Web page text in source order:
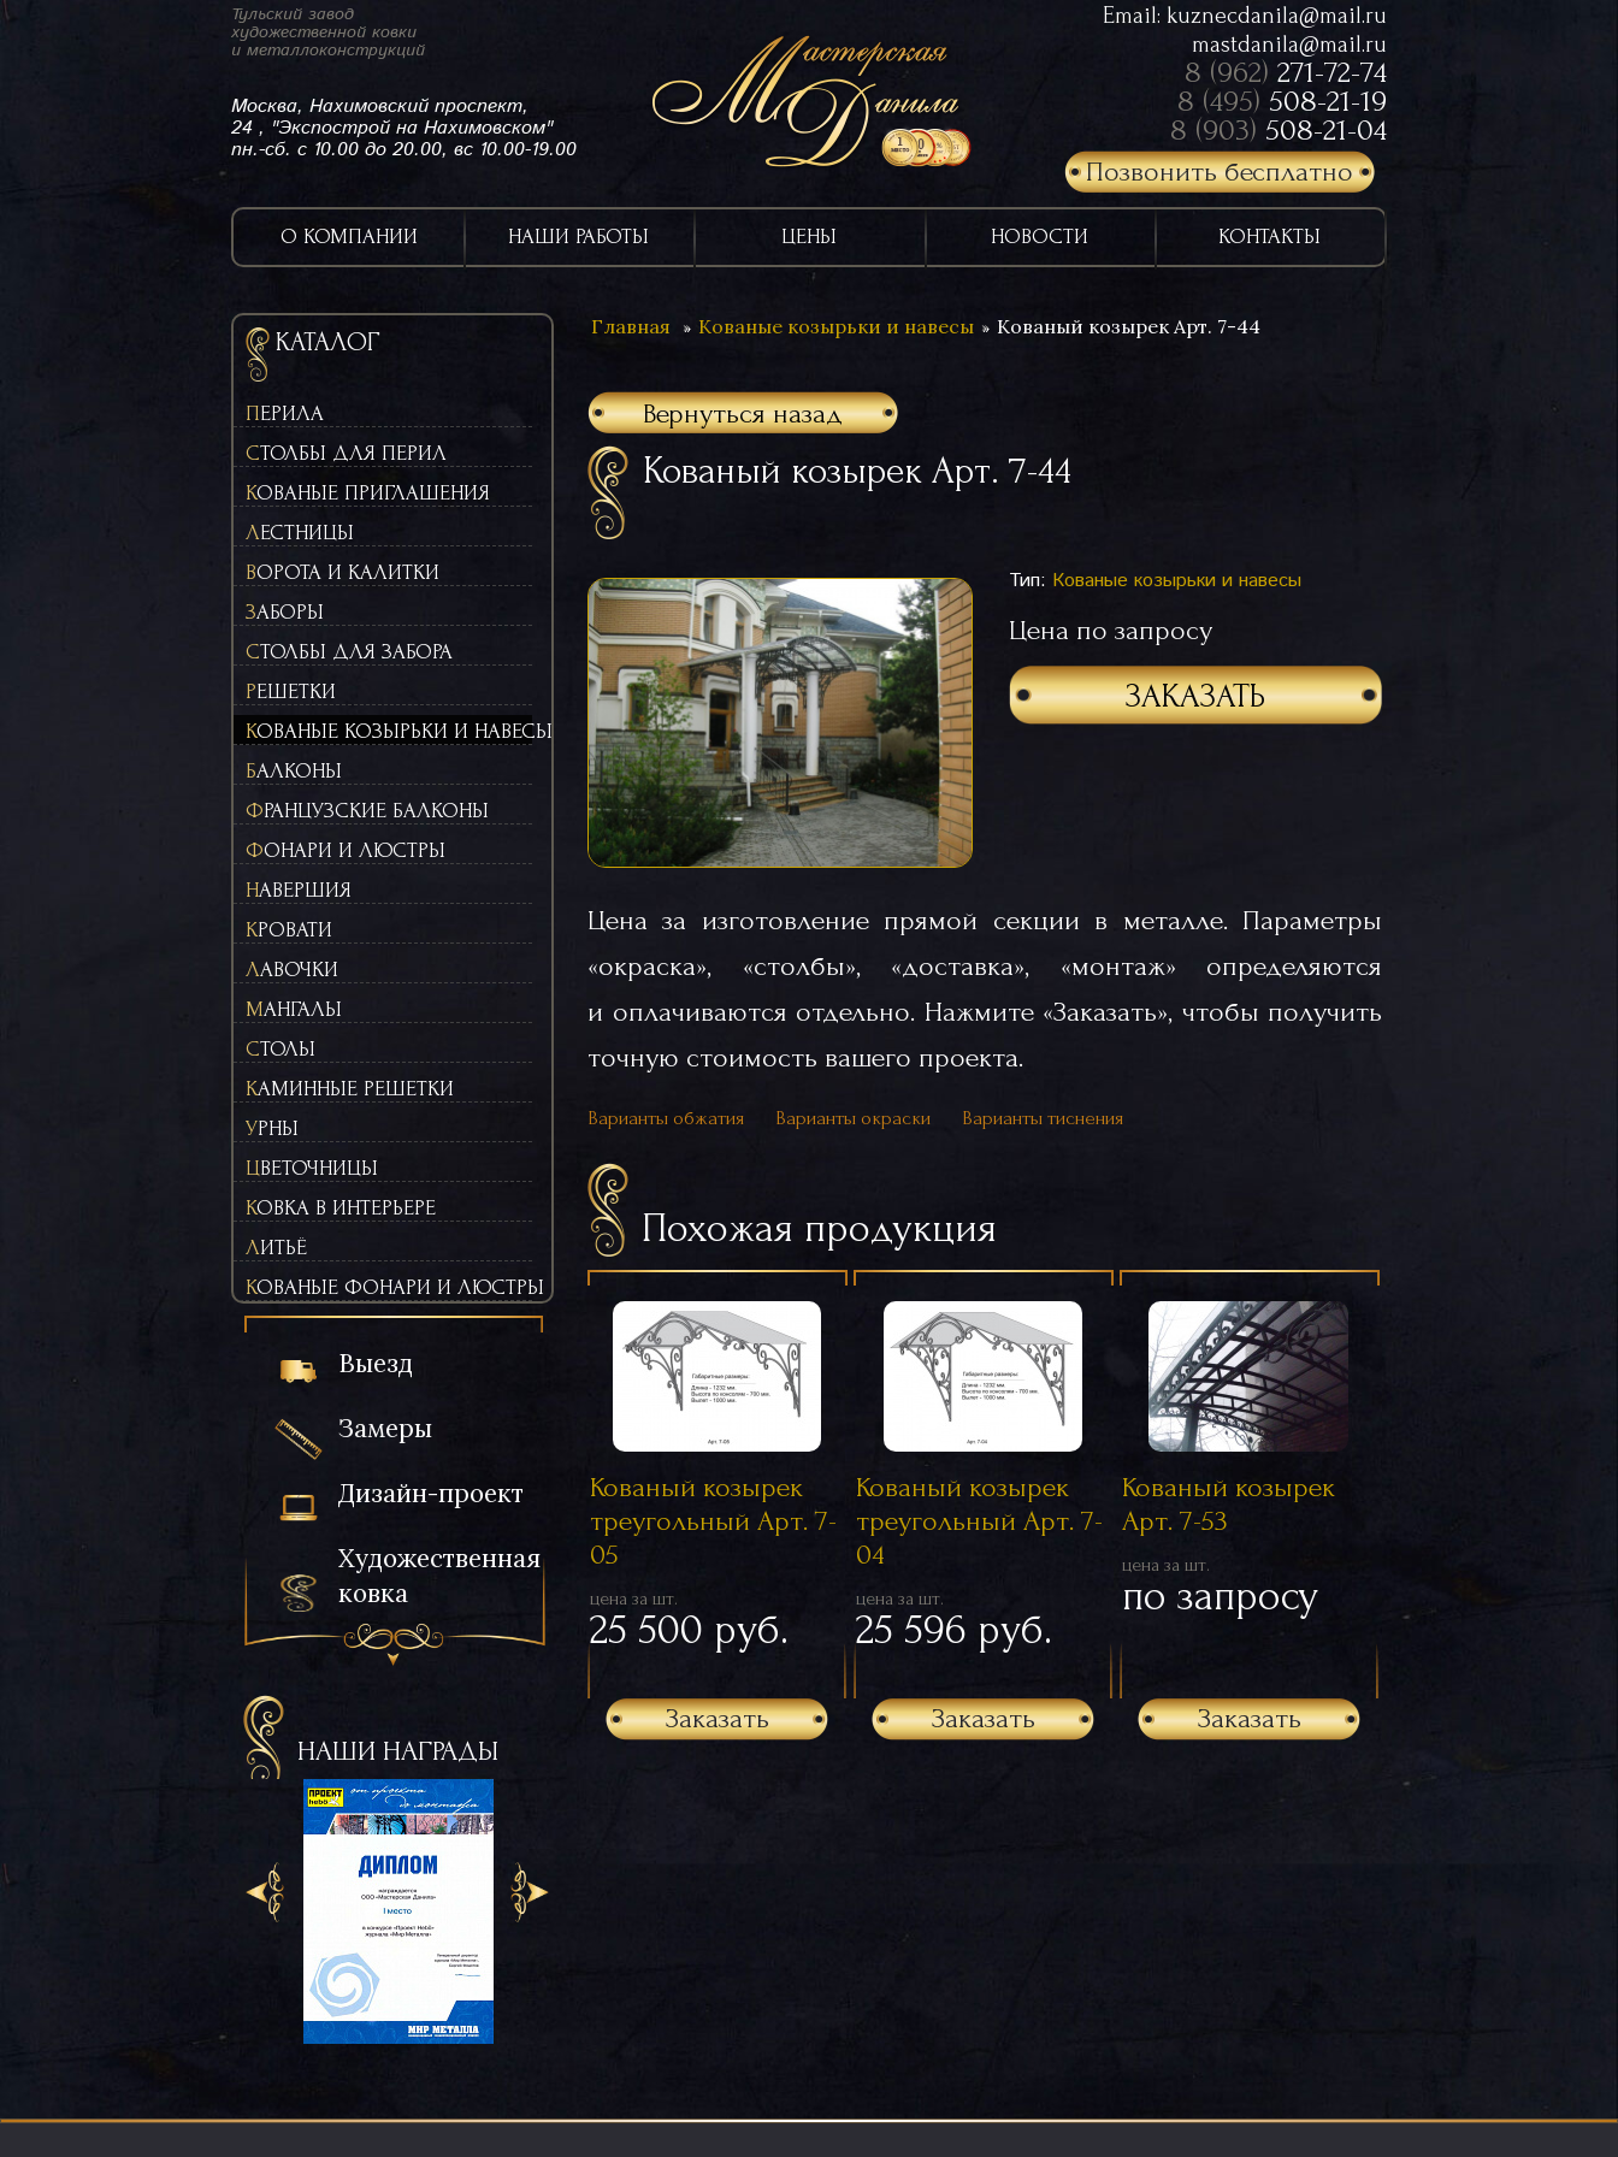
Тульский завод
художественной ковки
и металлоконструкций
Москва, Нахимовский проспект,
24 , "Экспострой на Нахимовском"
пн.-сб. с 10.00 до 20.00, вс 10.00-19.00
Email: kuznecdanila@mail.ru
mastdanila@mail.ru
8 (962) 271-72-74
8 (495) 508-21-19
8 (903) 508-21-04
Позвонить бесплатно
О КОМПАНИИ НАШИ РАБОТЫ ЦЕНЫ НОВОСТИ КОНТАКТЫ
КАТАЛОГ
ПЕРИЛА
СТОЛБЫ ДЛЯ ПЕРИЛ
КОВАНЫЕ ПРИГЛАШЕНИЯ
ЛЕСТНИЦЫ
ВОРОТА И КАЛИТКИ
ЗАБОРЫ
СТОЛБЫ ДЛЯ ЗАБОРА
РЕШЕТКИ
КОВАНЫЕ КОЗЫРЬКИ И НАВЕСЫ
БАЛКОНЫ
ФРАНЦУЗСКИЕ БАЛКОНЫ
ФОНАРИ И ЛЮСТРЫ
НАВЕРШИЯ
КРОВАТИ
ЛАВОЧКИ
МАНГАЛЫ
СТОЛЫ
КАМИННЫЕ РЕШЕТКИ
УРНЫ
ЦВЕТОЧНИЦЫ
КОВКА В ИНТЕРЬЕРЕ
ЛИТЬЁ
КОВАНЫЕ ФОНАРИ И ЛЮСТРЫ
Выезд
Замеры
Дизайн-проект
Художественная
ковка
НАШИ НАГРАДЫ
Главная Кованые козырьки и навесы Кованый козырек Арт. 7-44
Вернуться назад
Кованый козырек Арт. 7-44
Тип: Кованые козырьки и навесы
Цена по запросу
ЗАКАЗАТЬ
Цена за изготовление прямой секции в металле. Параметры
«окраска», «столбы», «доставка», «монтаж» определяются
и оплачиваются отдельно. Нажмите «Заказать», чтобы получить
точную стоимость вашего проекта.
Варианты обжатия Варианты окраски Варианты тиснения
Похожая продукция
Кованый козырек
треугольный Арт. 7-
05
цена за шт.
25 500 руб.
Заказать
Кованый козырек
треугольный Арт. 7-
04
цена за шт.
25 596 руб.
Заказать
Кованый козырек
Арт. 7-53
цена за шт.
по запросу
Заказать